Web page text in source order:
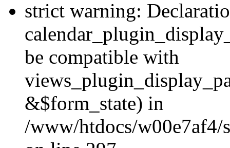
strict warning:
be compatible with
&$form_state) in
/www/htdocs/w00e7af4/